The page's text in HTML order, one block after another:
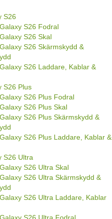
S26
S26 Fodral
S26 Skal
S26 Skärmskydd &
S26 Laddare, Kablar &
S26 Plus
S26 Plus Fodral
S26 Plus Skal
S26 Plus Skärmskydd &
S26 Plus Laddare, Kablar &
S26 Ultra
S26 Ultra Skal
S26 Ultra Skärmskydd &
S26 Ultra Laddare, Kablar